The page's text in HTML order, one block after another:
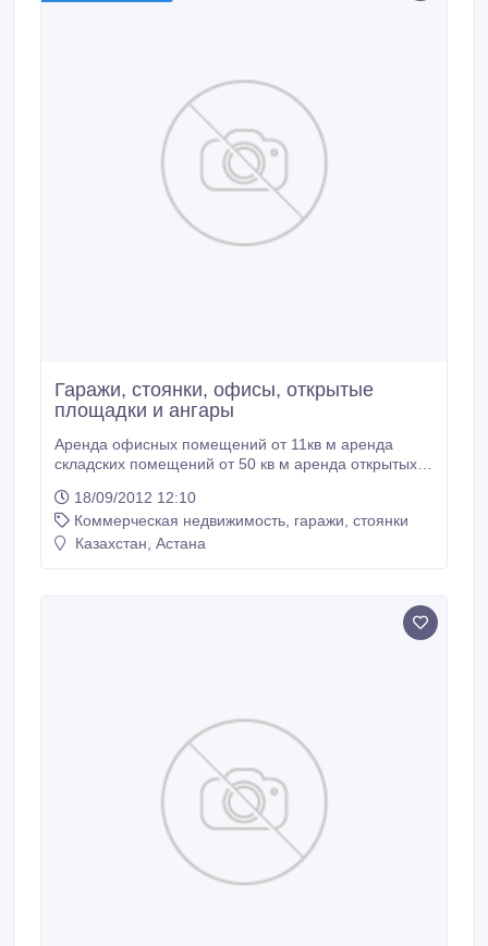
Гаражи, стоянки, офисы, открытые
площадки и ангары
Аренда офисных помещений от 11кв м аренда
складских помещений от 50 кв м аренда открытых
услугами выгрузки погрузки мостовым краном.На
територии АБК находится столовая..
18/09/2012 12:10
Коммерческая недвижимость, гаражи, стоянки
Казахстан, Астана